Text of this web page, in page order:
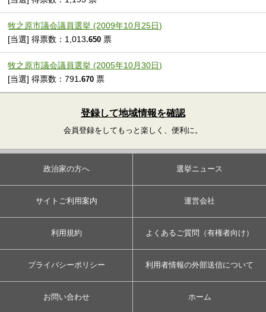
牧之原市議会議員選挙 (2009年10月25日)
[当選] 得票数：1,013.650 票
牧之原市議会議員選挙 (2005年10月30日)
[当選] 得票数：791.670 票
登録して地域情報を確認
会員登録をしてもっと楽しく、便利に。
政治家の方へ 選挙ニュース
サイトご利用案内 運営会社
利用規約 よくあるご質問（有権者向け）
プライバシーポリシー 利用者情報の外部送信について
お問い合わせ ホーム